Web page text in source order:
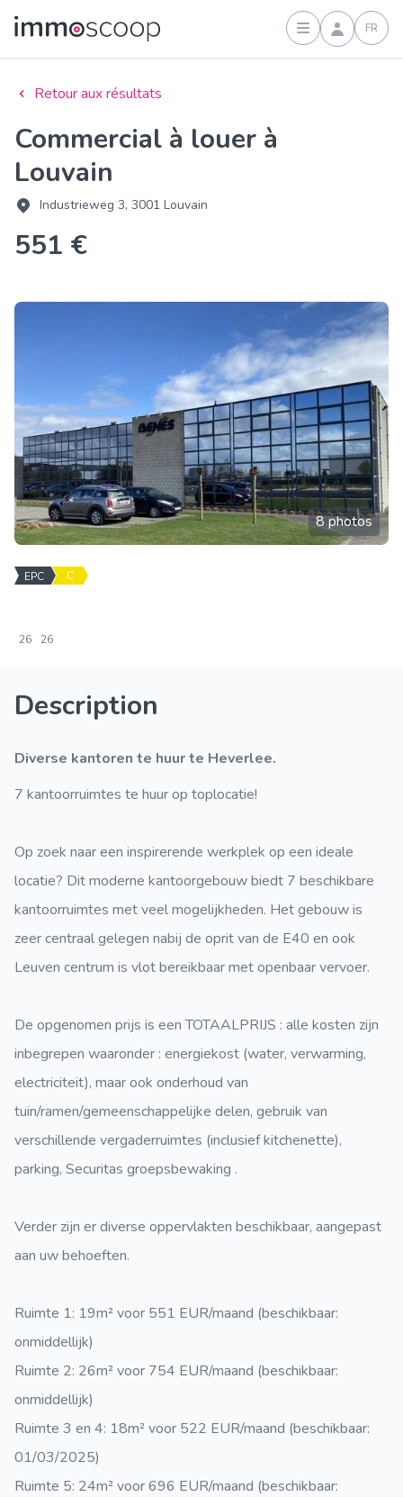
Connexion
FR
Retour aux résultats
Commercial à louer à
Louvain
Industrieweg 3, 3001 Louvain
551 €
8 photos
EPC C
26 26
Description
Diverse kantoren te huur te Heverlee.
7 kantoorruimtes te huur op toplocatie!
Op zoek naar een inspirerende werkplek op een ideale
locatie? Dit moderne kantoorgebouw biedt 7 beschikbare
kantoorruimtes met veel mogelijkheden. Het gebouw is
zeer centraal gelegen nabij de oprit van de E40 en ook
Leuven centrum is vlot bereikbaar met openbaar vervoer.
De opgenomen prijs is een TOTAALPRIJS : alle kosten zijn
inbegrepen waaronder : energiekost (water, verwarming,
electriciteit), maar ook onderhoud van
tuin/ramen/gemeenschappelijke delen, gebruik van
verschillende vergaderruimtes (inclusief kitchenette),
parking, Securitas groepsbewaking .
Verder zijn er diverse oppervlakten beschikbaar, aangepast
aan uw behoeften.
Ruimte 1: 19m² voor 551 EUR/maand (beschikbaar:
onmiddellijk)
Ruimte 2: 26m² voor 754 EUR/maand (beschikbaar:
onmiddellijk)
Ruimte 3 en 4: 18m² voor 522 EUR/maand (beschikbaar:
01/03/2025)
Ruimte 5: 24m² voor 696 EUR/maand (beschikbaar: